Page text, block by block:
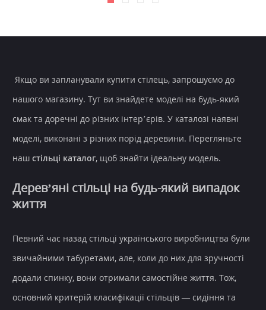
Якщо ви запланували купити стілець, запрошуємо до
нашого магазину. Тут ви знайдете моделі на будь-який
смак та доречні до різних інтер’єрів. У каталозі наявні
моделі, виконані з різних порід деревини. Перегляньте
наш стільці каталог, щоб знайти ідеальну модель.
Дерев’яні стільці на будь-який випадок
життя
Певний час назад стільці українського виробництва були
звичайними табуретами, але, коли до них для зручності
додали спинку, вони отримали самостійне життя. Тож,
основний критерій класифікації стільців — сидіння та